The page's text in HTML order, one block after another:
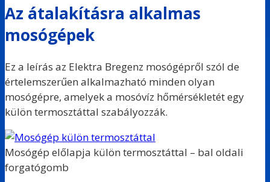
Az átalakításra alkalmas
mosógépek
Ez a leírás az Elektra Bregenz mosógépről szól de
értelemszerűen alkalmazható minden olyan
mosógépre, amelyek a mosóvíz hőmérsékletét egy
külön termosztáttal szabályozzák.
Mosógép előlapja külön termosztáttal – bal oldali
forgatógomb